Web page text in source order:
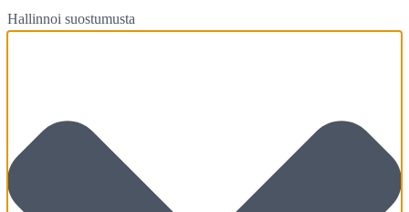
Hallinnoi suostumusta